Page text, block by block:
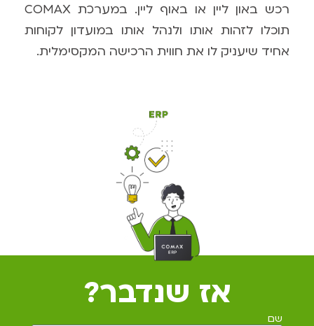
רכש באון ליין או באוף ליין. במערכת COMAX
תוכלו לזהות אותו ולנהל אותו במועדון לקוחות
אחיד שיעניק לו את חווית הרכישה המקסימלית.
אז שנדבר?
שם